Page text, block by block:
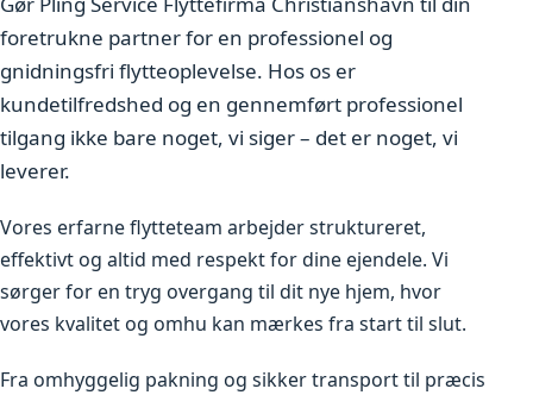
foretrukne partner for en professionel og
gnidningsfri flytteoplevelse. Hos os er
kundetilfredshed og en gennemført professionel
tilgang ikke bare noget, vi siger – det er noget, vi
leverer.
Vores erfarne flytteteam arbejder struktureret,
effektivt og altid med respekt for dine ejendele. Vi
sørger for en tryg overgang til dit nye hjem, hvor
vores kvalitet og omhu kan mærkes fra start til slut.
Fra omhyggelig pakning og sikker transport til præcis